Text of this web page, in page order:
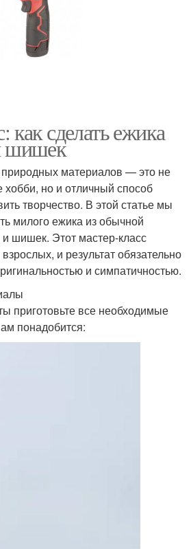
как сделать ежика
шишек
материалов — это не
хобби, но и отличный способ
творчество. В этой статье мы
милого ежика из обычной
и шишек. Этот мастер-класс
и результат обязательно
и симпатичностью.
приготовьте все необходимые
понадобится: